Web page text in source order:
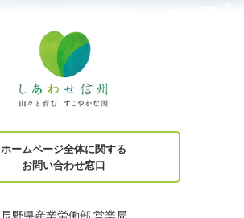
ホームページ全体に関する
お問い合わせ窓口
長野県産業労働部 営業局